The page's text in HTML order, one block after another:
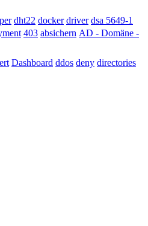
dht22 docker driver dsa 5649-1
403 absichern AD - Domäne -
Dashboard ddos deny directories